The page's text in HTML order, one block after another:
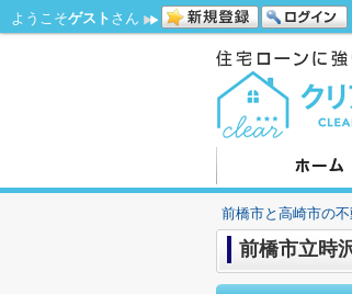
ようこそゲスト さん
前橋市と高崎市の
前橋市立時